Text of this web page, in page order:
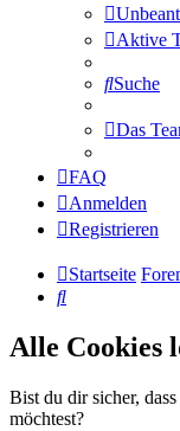
Aktive
Suche
Das
FAQ
Anmelden
Registrieren
Startseite
Suche
Alle Cookies
Bist du dir sicher,
möchtest?